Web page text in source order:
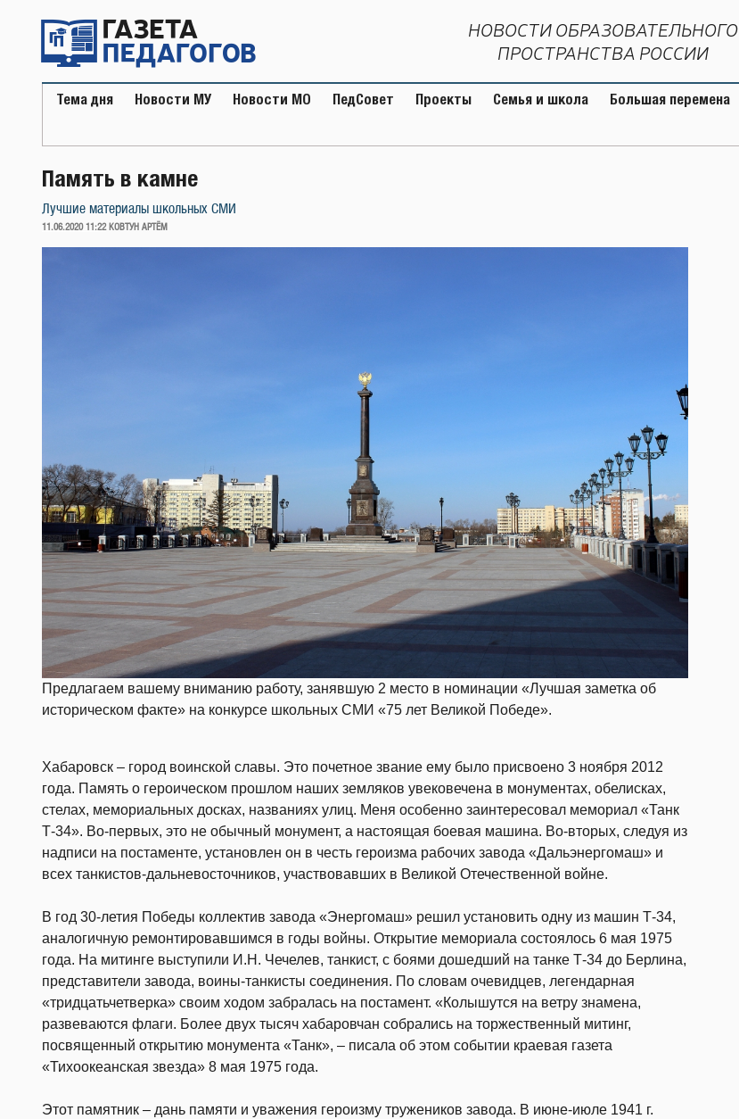
содержимому
НОВОСТИ ОБРАЗОВАТЕЛЬНОГО
ПРОСТРАНСТВА РОССИИ
Тема дня Новости МУ Новости МО ПедСовет Проекты Семья и школа Большая перемена
Память в камне
Лучшие материалы школьных СМИ
ОПУБЛИКОВАНО
11.06.2020 11:22 КОВТУН АРТЁМ
Предлагаем вашему вниманию работу, занявшую 2 место в номинации «Лучшая заметка об
историческом факте» на конкурсе школьных СМИ «75 лет Великой Победе».
Хабаровск – город воинской славы. Это почетное звание ему было присвоено 3 ноября 2012
года. Память о героическом прошлом наших земляков увековечена в монументах, обелисках,
стелах, мемориальных досках, названиях улиц. Меня особенно заинтересовал мемориал «Танк
Т-34». Во-первых, это не обычный монумент, а настоящая боевая машина. Во-вторых, следуя из
надписи на постаменте, установлен он в честь героизма рабочих завода «Дальэнергомаш» и
всех танкистов-дальневосточников, участвовавших в Великой Отечественной войне.
В год 30-летия Победы коллектив завода «Энергомаш» решил установить одну из машин Т-34,
аналогичную ремонтировавшимся в годы войны. Открытие мемориала состоялось 6 мая 1975
года. На митинге выступили И.Н. Чечелев, танкист, с боями дошедший на танке Т-34 до Берлина,
представители завода, воины-танкисты соединения. По словам очевидцев, легендарная
«тридцатьчетверка» своим ходом забралась на постамент. «Колышутся на ветру знамена,
развеваются флаги. Более двух тысяч хабаровчан собрались на торжественный митинг,
посвященный открытию монумента «Танк», – писала об этом событии краевая газета
«Тихоокеанская звезда» 8 мая 1975 года.
Этот памятник – дань памяти и уважения героизму тружеников завода. В июне-июле 1941 г.